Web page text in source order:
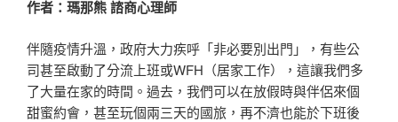
作者：瑪那熊 諮商心理師
伴隨疫情升溫，政府大力疾呼「非必要別出門」，有些公
司甚至啟動了分流上班或WFH（居家工作），這讓我們多
了大量在家的時間。過去，我們可以在放假時與伴侶來個
甜蜜約會，甚至玩個兩三天的國旅，再不濟也能於下班後